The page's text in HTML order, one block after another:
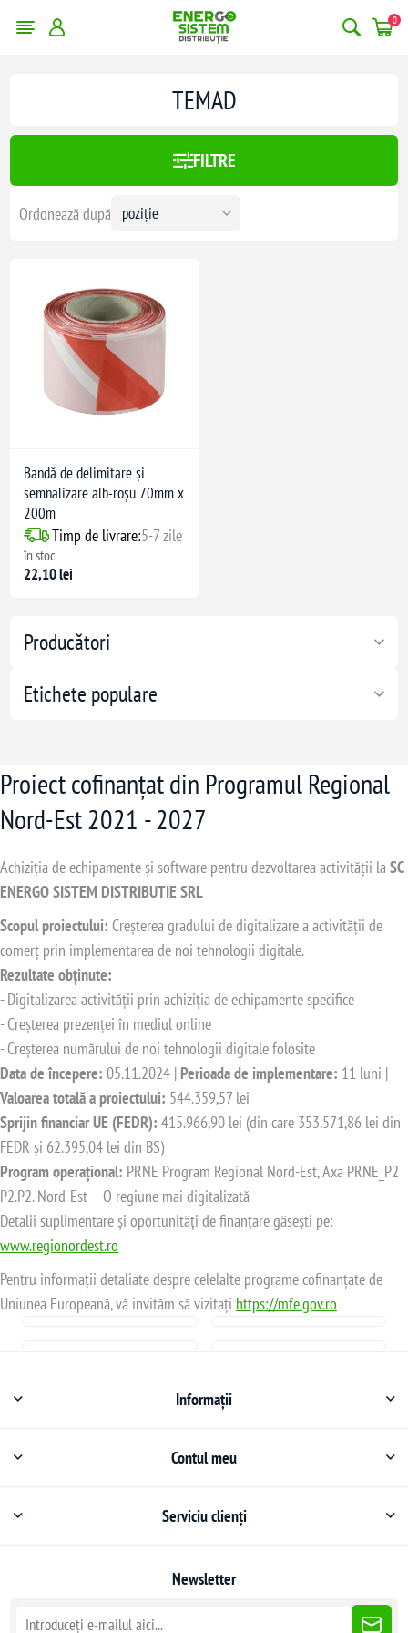
0
Producători
Etichete populare
TEMAD
FILTRE
Ordonează după
Bandă de delimitare și
semnalizare alb-roșu 70mm x
200m
Timp de livrare:5-7 zile
în stoc
22,10 lei
Proiect cofinanțat din Programul Regional
Nord-Est 2021 - 2027
Achiziția de echipamente și software pentru dezvoltarea activității laSC
ENERGO SISTEM DISTRIBUTIE SRL
Scopul proiectului: Creșterea gradului de digitalizare a activității de
comerț prin implementarea de noi tehnologii digitale.
Rezultate obținute:
- Digitalizarea activității prin achiziția de echipamente specifice
- Creșterea prezenței în mediul online
- Creșterea numărului de noi tehnologii digitale folosite
Data de începere: 05.11.2024 | Perioada de implementare: 11 luni |
Valoarea totală a proiectului: 544.359,57 lei
Sprijin financiar UE (FEDR): 415.966,90 lei (din care 353.571,86 lei din
FEDR și 62.395,04 lei din BS)
Program operațional: PRNE Program Regional Nord-Est, Axa PRNE_P2
P2.P2. Nord-Est – O regiune mai digitalizată
Detalii suplimentare și oportunități de finanțare găsești pe:
www.regionordest.ro
Pentru informații detaliate despre celelalte programe cofinanțate de
Uniunea Europeană, vă invităm să vizitați https://mfe.gov.ro
Informații
Contul meu
Serviciu clienți
Newsletter